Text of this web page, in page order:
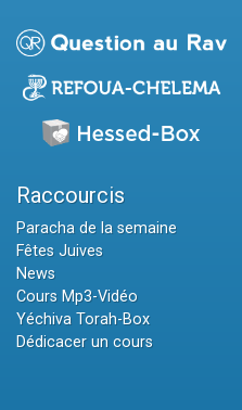
Raccourcis
Paracha de la semaine
Fêtes Juives
News
Cours Mp3-Vidéo
Yéchiva Torah-Box
Dédicacer un cours